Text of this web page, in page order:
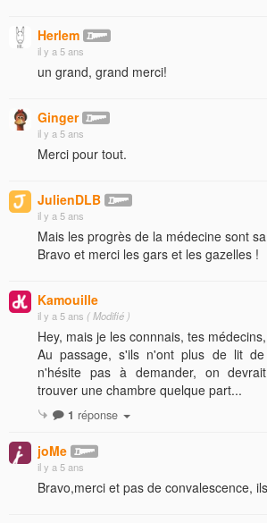
Herlem
il y a 5 ans
un grand, grand merci!
Ginger
il y a 5 ans
Merci pour tout.
JulienDLB
il y a 5 ans
Mais les progrès de la médecine sont
Bravo et merci les gars et les gazelles !
Kamouille
il y a 5 ans ( Modifié )
Hey, mais je les connnais, tes
Au passage, s'ils n'ont plus de lit de
n'hésite pas à demander, on
trouver une chambre quelque part...
1 réponse
joMe
il y a 5 ans
Bravo,merci et pas de convalescence,